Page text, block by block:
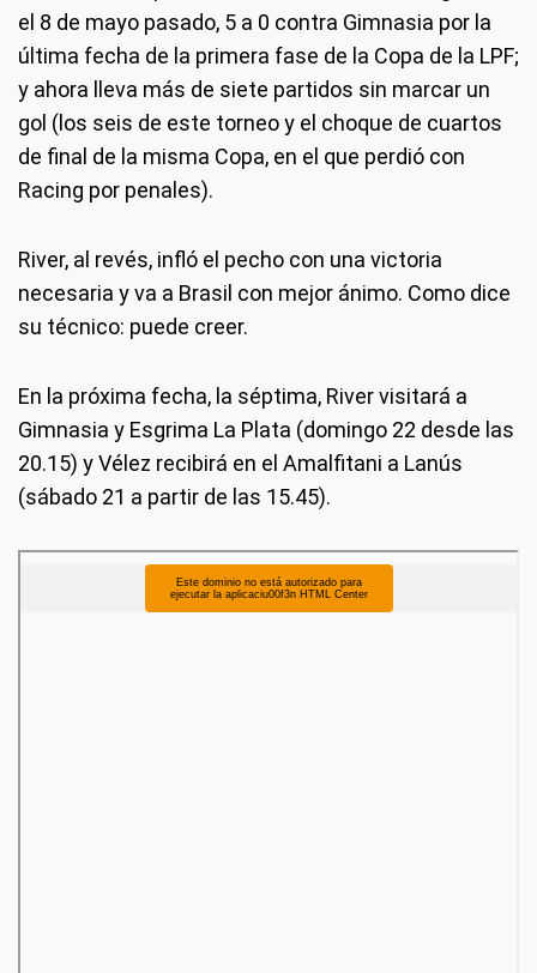
el 8 de mayo pasado, 5 a 0 contra Gimnasia por la
última fecha de la primera fase de la Copa de la LPF;
y ahora lleva más de siete partidos sin marcar un
gol (los seis de este torneo y el choque de cuartos
de final de la misma Copa, en el que perdió con
Racing por penales).
River, al revés, infló el pecho con una victoria
necesaria y va a Brasil con mejor ánimo. Como dice
su técnico: puede creer.
En la próxima fecha, la séptima, River visitará a
Gimnasia y Esgrima La Plata (domingo 22 desde las
20.15) y Vélez recibirá en el Amalfitani a Lanús
(sábado 21 a partir de las 15.45).